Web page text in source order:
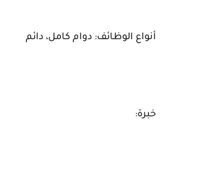
أنواع الوظائف: دوام كامل، دائم
خبرة: